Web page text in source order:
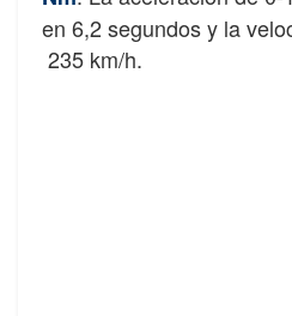
en 6,2 segundos y la
235 km/h.